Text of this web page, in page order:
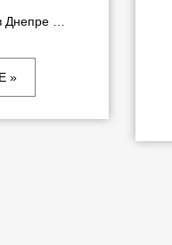
Днепре …
»